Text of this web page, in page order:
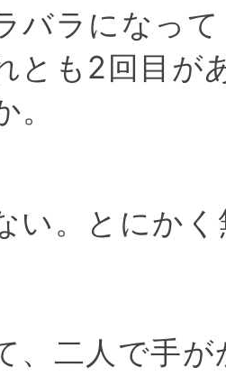
バラになっ
とも2回目が
い。とにか
、二人で手